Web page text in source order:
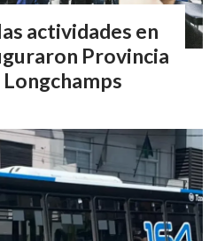
actividades en
Provincia